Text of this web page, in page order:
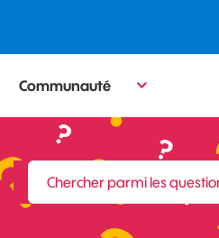
Communauté